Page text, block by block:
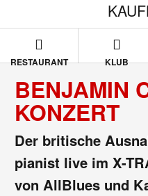
RESTAURANT KLUB
BENJAMIN
KONZERT
Der britische
pianist live im X-
von AllBlues und